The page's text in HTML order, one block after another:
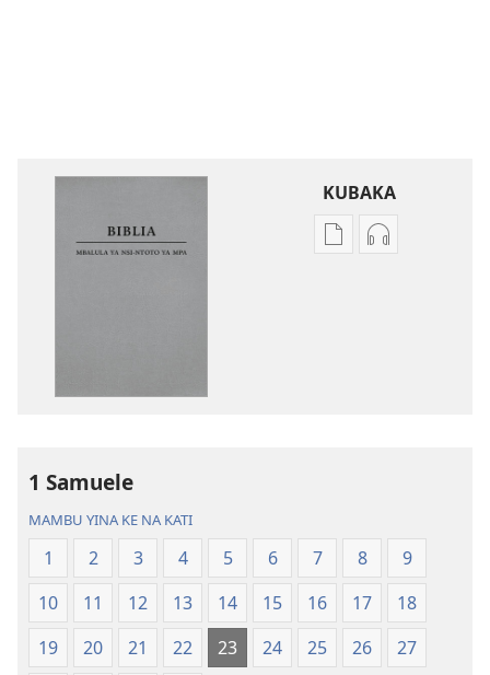
KUBAKA
Bisika
Mbalula
Nsi-
Ntoto
Mpa
Bisika
Mbalula
Nsi-
Ntoto
Mpa
1 Samuele
MAMBU YINA KE NA KATI
1 2 3 4 5 6 7 8
9
10
11 12 13 14 15 16 17
18
19
20 21 22 23 24 25 26
27